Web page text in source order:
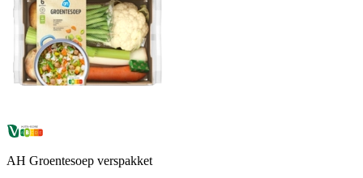
AH Groentesoep verspakket